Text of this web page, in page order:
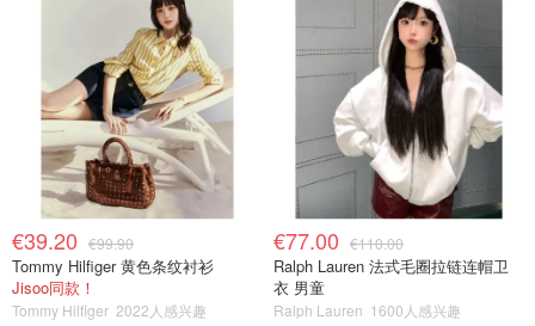
€39.20 €99.90
Tommy Hilfiger 黄色条纹衬衫
Jisoo同款！
Tommy Hilfiger 2022人感兴趣
€77.00 €110.00
Ralph Lauren 法式毛圈拉链连帽卫
衣 男童
Ralph Lauren 1600人感兴趣